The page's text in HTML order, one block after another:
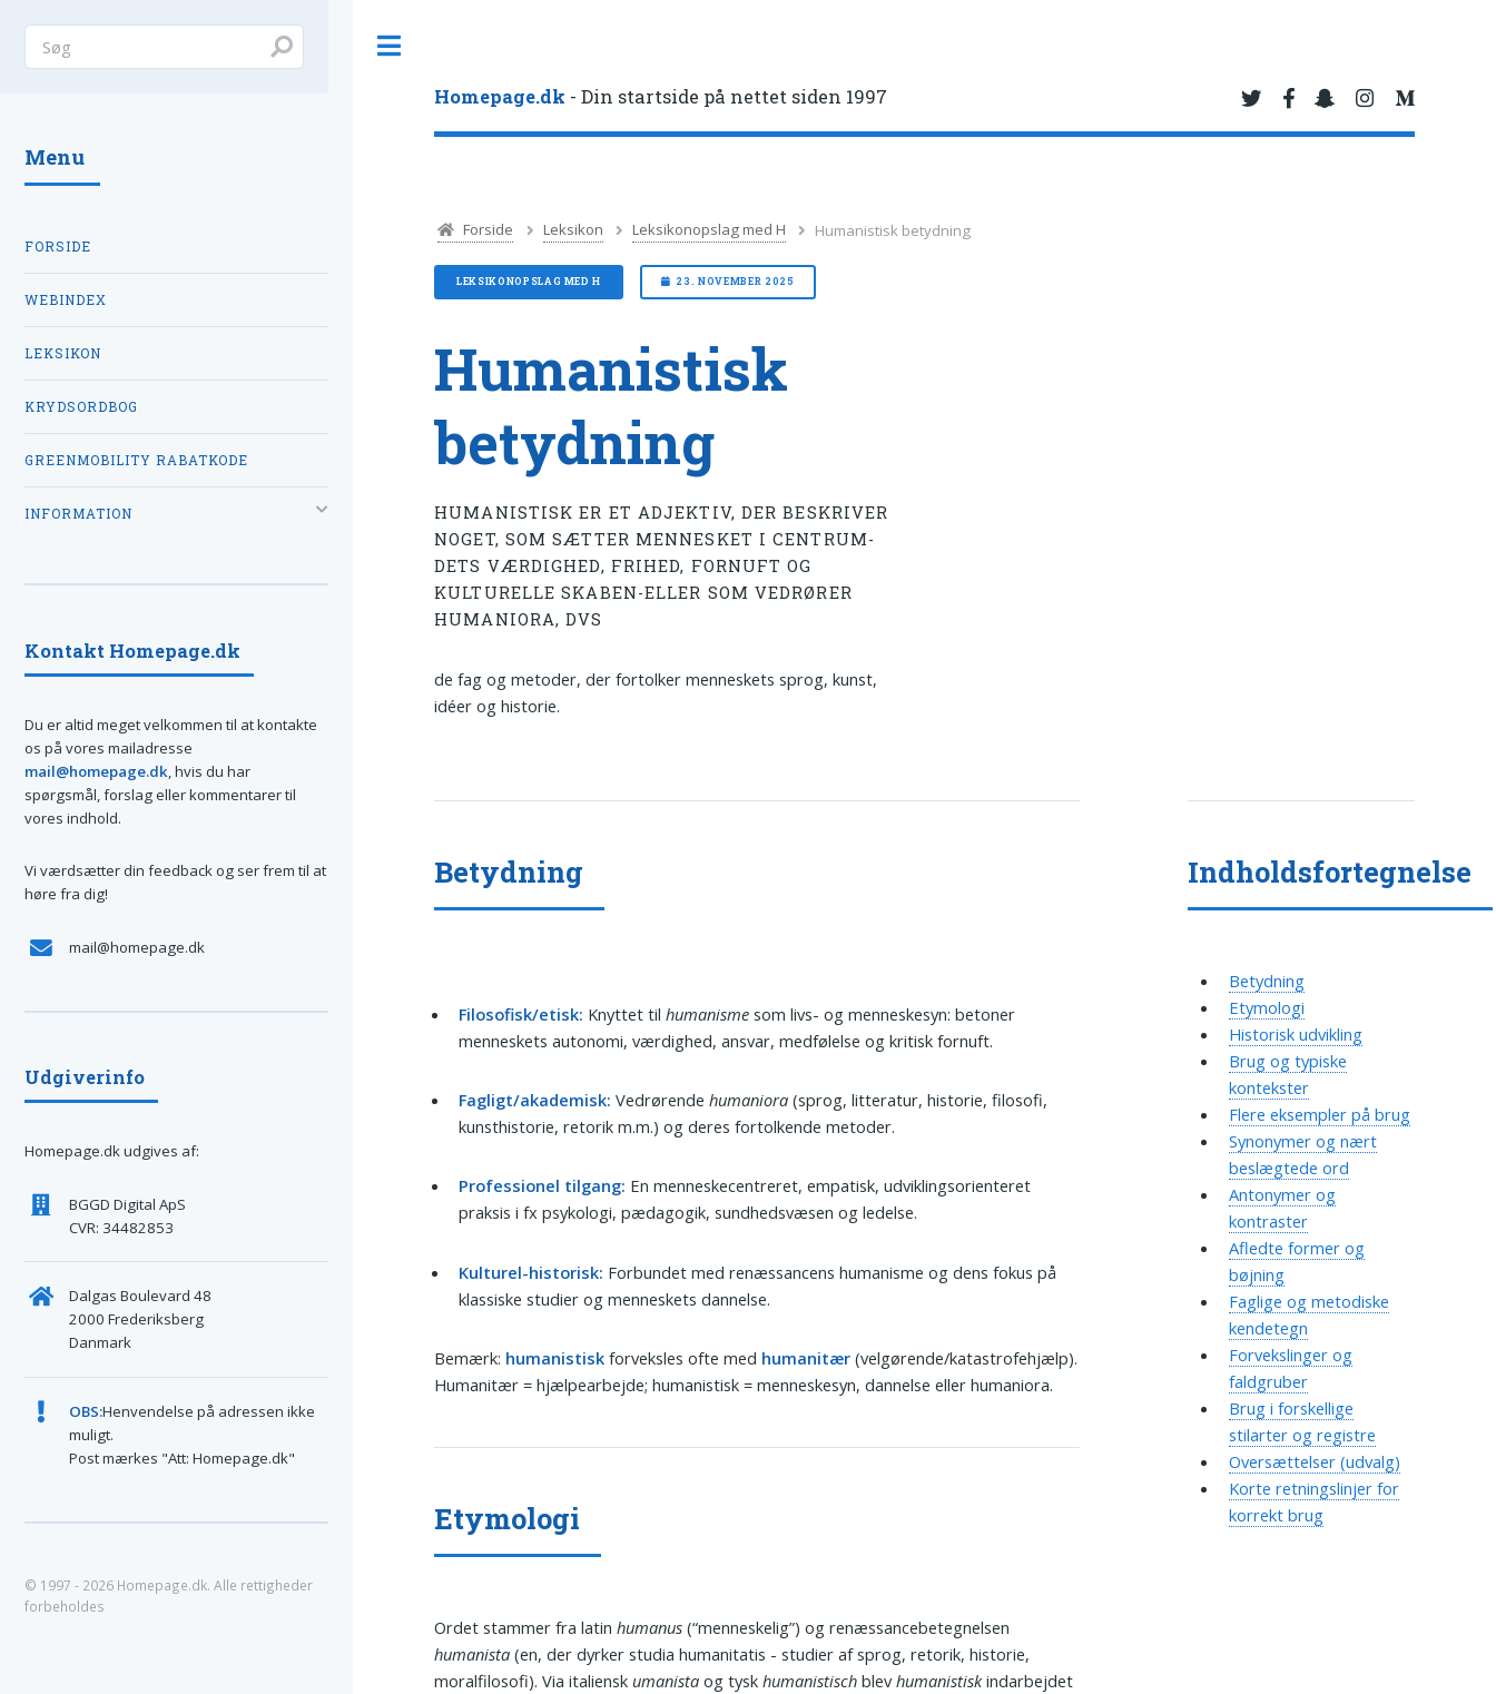
Homepage.dk - Din startside på nettet siden 1997
Forside Leksikon Leksikonopslag med H Humanistisk betydning
LEKSIKONOPSLAG MED H 23. NOVEMBER 2025
Humanistisk
betydning
HUMANISTISK ER ET ADJEKTIV, DER BESKRIVER
NOGET, SOM SÆTTER MENNESKET I CENTRUM-
DETS VÆRDIGHED, FRIHED, FORNUFT OG
KULTURELLE SKABEN-ELLER SOM VEDRØRER
HUMANIORA, DVS
de fag og metoder, der fortolker menneskets sprog, kunst,
idéer og historie.
Betydning
Filosofisk/etisk: Knyttet tilhumanisme som livs- og menneskesyn: betoner
menneskets autonomi, værdighed, ansvar, medfølelse og kritisk fornuft.
Fagligt/akademisk: Vedrørendehumaniora (sprog, litteratur, historie, filosofi,
kunsthistorie, retorik m.m.) og deres fortolkende metoder.
Professionel tilgang: En menneskecentreret, empatisk, udviklingsorienteret
praksis i fx psykologi, pædagogik, sundhedsvæsen og ledelse.
Kulturel-historisk: Forbundet med renæssancens humanisme og dens fokus på
klassiske studier og menneskets dannelse.
Bemærk: humanistisk forveksles ofte med humanitær (velgørende/katastrofehjælp).
Humanitær = hjælpearbejde; humanistisk = menneskesyn, dannelse eller humaniora.
Etymologi
Ordet stammer fra latinhumanus (“menneskelig”) og renæssancebetegnelsen
humanista (en, der dyrker studia humanitatis - studier af sprog, retorik, historie,
moralfilosofi). Via italienskumanista og tyskhumanistisch blevhumanistiskindarbejdet
Indholdsfortegnelse
Betydning
Etymologi
Historisk udvikling
Brug og typiske
kontekster
Flere eksempler på brug
Synonymer og nært
beslægtede ord
Antonymer og
kontraster
Afledte former og
bøjning
Faglige og metodiske
kendetegn
Forvekslinger og
faldgruber
Brug i forskellige
stilarter og registre
Oversættelser (udvalg)
Korte retningslinjer for
korrekt brug
Menu
FORSIDE
WEBINDEX
LEKSIKON
KRYDSORDBOG
GREENMOBILITY RABATKODE
INFORMATION
Kontakt Homepage.dk
Du er altid meget velkommen til at kontakte
os på vores mailadresse
mail@homepage.dk, hvis du har
spørgsmål, forslag eller kommentarer til
vores indhold.
Vi værdsætter din feedback og ser frem til at
høre fra dig!
mail@homepage.dk
Udgiverinfo
Homepage.dk udgives af:
BGGD Digital ApS
CVR: 34482853
Dalgas Boulevard 48
2000 Frederiksberg
Danmark
OBS:Henvendelse på adressen ikke
muligt.
Post mærkes "Att: Homepage.dk"
© 1997 - 2026 Homepage.dk. Alle rettigheder
forbeholdes